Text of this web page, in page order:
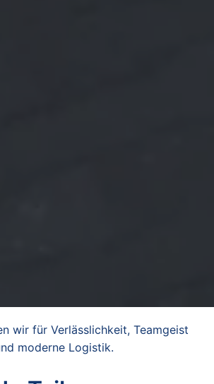
wir für Verlässlichkeit, Teamgeist
moderne Logistik.